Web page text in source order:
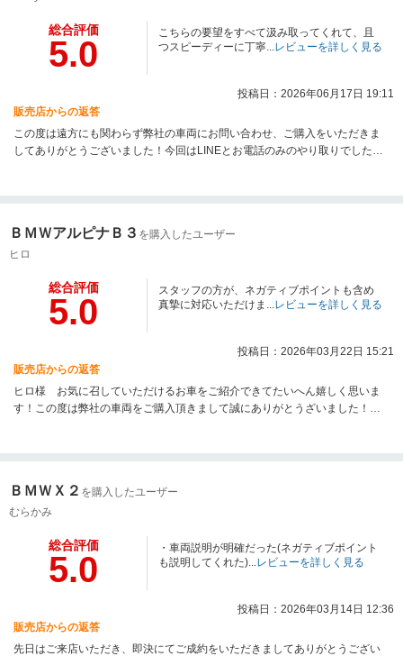
総合評価
5.0
こちらの要望をすべて汲み取ってくれて、且
つスピーディーに丁寧...レビューを詳しく見る
投稿日：2026年06月17日 19:11
販売店からの返答
この度は遠方にも関わらず弊社の車両にお問い合わせ、ご購入をいただきま
してありがとうございました！今回はLINEとお電話のみのやり取りでした
す。
ＢＭＷアルピナＢ３ を購入したユーザー
ヒロ
総合評価
5.0
スタッフの方が、ネガティブポイントも含め
真摯に対応いただけま...レビューを詳しく見る
投稿日：2026年03月22日 15:21
販売店からの返答
ヒロ様 お気に召していただけるお車をご紹介できてたいへん嬉しく思いま
す！この度は弊社の車両をご購入頂きまして誠にありがとうざいました！重
ろしくお願い申し上げます。
ＢＭＷＸ２ を購入したユーザー
むらかみ
総合評価
5.0
・車両説明が明確だった(ネガティブポイント
も説明してくれた)...レビューを詳しく見る
投稿日：2026年03月14日 12:36
販売店からの返答
先日はご来店いただき、即決にてご成約をいただきましてありがとうござい